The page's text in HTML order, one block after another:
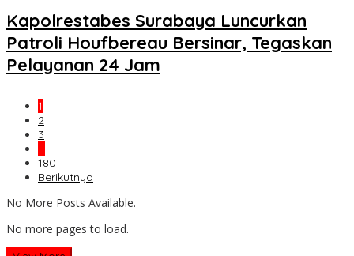
Kapolrestabes Surabaya Luncurkan
Patroli Houfbereau Bersinar, Tegaskan
Pelayanan 24 Jam
1
2
3
…
180
Berikutnya
No More Posts Available.
No more pages to load.